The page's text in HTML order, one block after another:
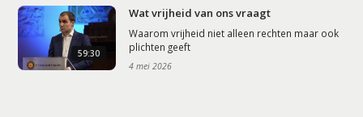
59:30
Wat vrijheid van ons vraagt
Waarom vrijheid niet alleen rechten maar ook
plichten geeft
4 mei 2026